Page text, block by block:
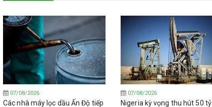
07/08/2026
Các nhà máy lọc dầu Ấn Độ tiếp
07/08/2026
Nigeria kỳ vọng thu hút 50 tỷ